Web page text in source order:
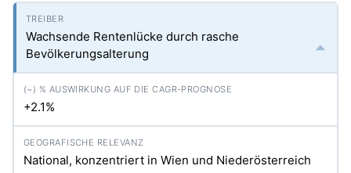
Wachsende Rentenlücke durch rasche
Bevölkerungsalterung
+2.1%
National, konzentriert in Wien und Niederösterreich